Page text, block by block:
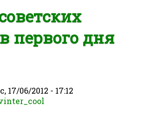
первого дня
17/06/2012 - 17:12